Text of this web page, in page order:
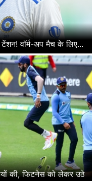
वॉर्म-अप मैच के लिए...
की, फिटनेस को लेकर उठे